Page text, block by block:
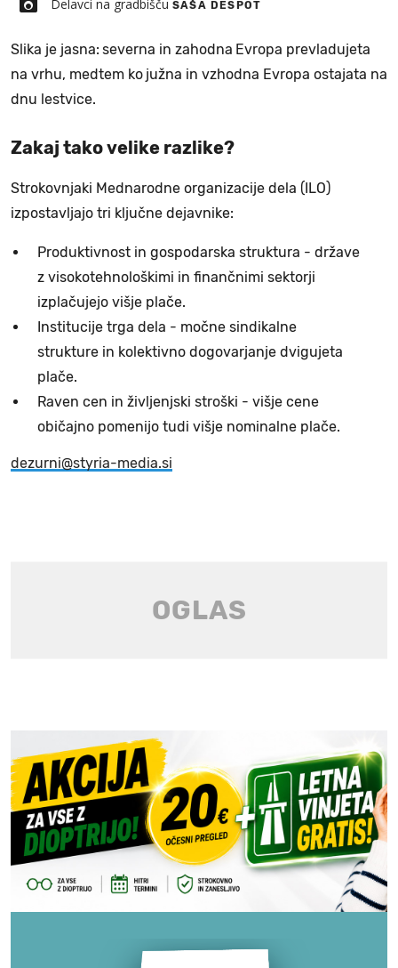
Delavci na gradbišču SAŠA DESPOT
Slika je jasna: severna in zahodna Evropa prevladujeta
na vrhu, medtem ko južna in vzhodna Evropa ostajata na
dnu lestvice.
Zakaj tako velike razlike?
Strokovnjaki Mednarodne organizacije dela (ILO)
izpostavljajo tri ključne dejavnike:
Produktivnost in gospodarska struktura - države
z visokotehnološkimi in finančnimi sektorji
izplačujejo višje plače.
Institucije trga dela - močne sindikalne
strukture in kolektivno dogovarjanje dvigujeta
plače.
Raven cen in življenjski stroški - višje cene
običajno pomenijo tudi višje nominalne plače.
dezurni@styria-media.si